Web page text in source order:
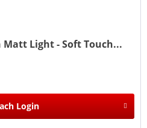
Light - Soft Touch...
Login